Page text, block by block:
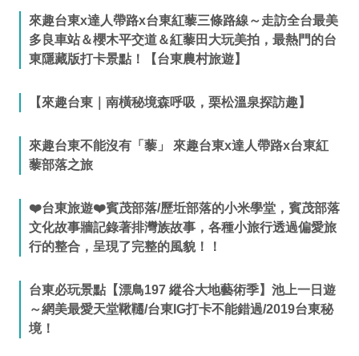
來趣台東x達人帶路x台東紅藜三條路線～走訪全台最美
多良車站＆櫻木平交道＆紅藜田大玩美拍，最熱門的台
東隱藏版打卡景點！【台東農村旅遊】
【來趣台東｜南橫秘境森呼吸，栗松溫泉探訪趣】
來趣台東不能沒有「藜」 來趣台東x達人帶路x台東紅
藜部落之旅
❤️台東旅遊❤️賓茂部落/歷坵部落的小米學堂，賓茂部落
文化故事牆記錄著排灣族故事，各種小旅行透過偏愛旅
行的整合，呈現了完整的風貌！！
台東必玩景點【漂鳥197 縱谷大地藝術季】池上一日遊
～網美最愛天堂鞦韆/台東IG打卡不能錯過/2019台東秘
境！